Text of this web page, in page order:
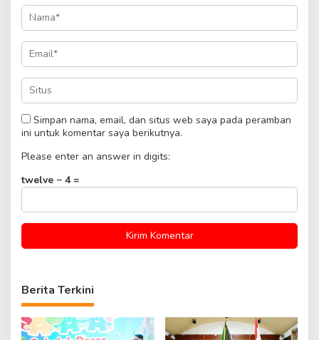
Simpan nama, email, dan situs web saya pada peramban
ini untuk komentar saya berikutnya.
Please enter an answer in digits:
twelve − 4 =
Berita Terkini